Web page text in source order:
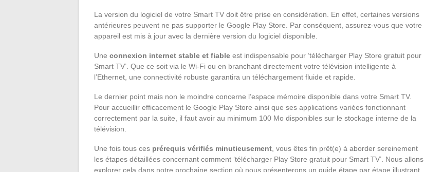
La version du logiciel de votre Smart TV doit être prise en considération. En effet, certaines versions
antérieures peuvent ne pas supporter le Google Play Store. Par conséquent, assurez-vous que votre
appareil est mis à jour avec la dernière version du logiciel disponible.
Une connexion internet stable et fiable est indispensable pour ‘télécharger Play Store gratuit pour
Smart TV’. Que ce soit via le Wi-Fi ou en branchant directement votre télévision intelligente à
l’Ethernet, une connectivité robuste garantira un téléchargement fluide et rapide.
Le dernier point mais non le moindre concerne l’espace mémoire disponible dans votre Smart TV.
Pour accueillir efficacement le Google Play Store ainsi que ses applications variées fonctionnant
correctement par la suite, il faut avoir au minimum 100 Mo disponibles sur le stockage interne de la
télévision.
Une fois tous ces prérequis vérifiés minutieusement, vous êtes fin prêt(e) à aborder sereinement
les étapes détaillées concernant comment ‘télécharger Play Store gratuit pour Smart TV’. Nous allons
explorer cela dans notre prochaine section où nous présenterons un guide étape par étape illustrant